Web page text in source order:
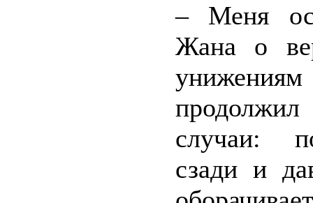
– Меня
Жана о
случаи:
сзади и